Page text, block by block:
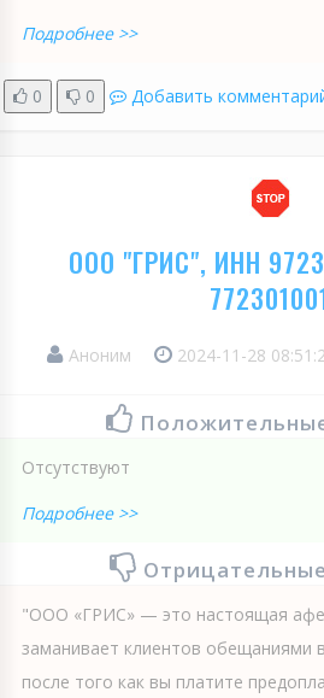
Подробнее >>
0 0 Добавить
ООО "ГРИС", ИНН
Аноним 2024-11-28
Отсутствуют
Подробнее >>
"ООО «ГРИС» — это настоящая
заманивает клиентов обещаниями
после того как вы платите